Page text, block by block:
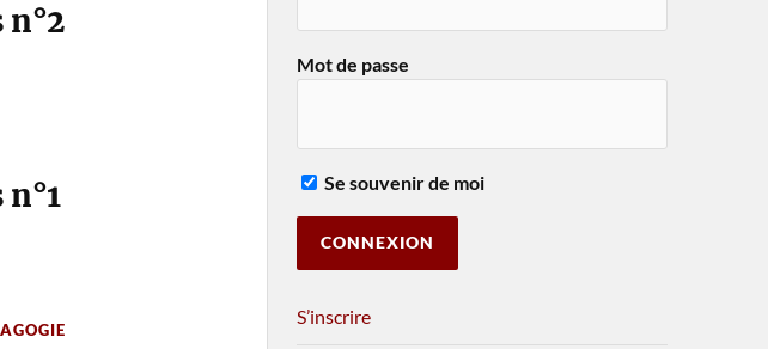
n°2
Mot de passe
Se souvenir de moi
S’inscrire